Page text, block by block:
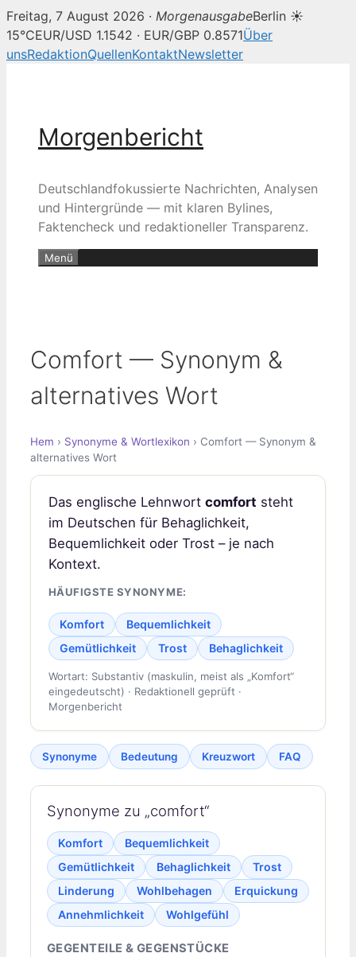
Freitag, 7 August 2026 · MorgenausgabeBerlin ☀
15°CEUR/USD 1.1542 · EUR/GBP 0.8571Über
unsRedaktionQuellenKontaktNewsletter
Morgenbericht
Deutschlandfokussierte Nachrichten, Analysen
und Hintergründe — mit klaren Bylines,
Faktencheck und redaktioneller Transparenz.
Menü
Comfort — Synonym &
alternatives Wort
Hem › Synonyme & Wortlexikon › Comfort — Synonym &
alternatives Wort
Das englische Lehnwort comfort steht
im Deutschen für Behaglichkeit,
Bequemlichkeit oder Trost – je nach
Kontext.
HÄUFIGSTE SYNONYME:
Komfort
Bequemlichkeit
Gemütlichkeit
Trost Behaglichkeit
Wortart: Substantiv (maskulin, meist als „Komfort“
eingedeutscht) · Redaktionell geprüft ·
Morgenbericht
Synonyme Bedeutung Kreuzwort FAQ
Synonyme zu „comfort“
Komfort
Bequemlichkeit
Gemütlichkeit
Behaglichkeit
Trost
Linderung
Wohlbehagen
Erquickung
Annehmlichkeit
Wohlgefühl
GEGENTEILE & GEGENSTÜCKE